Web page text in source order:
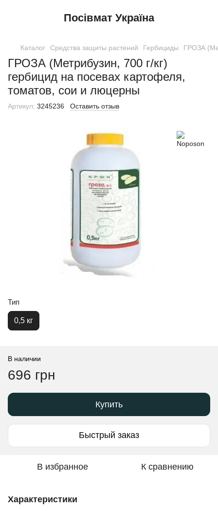
Посівмат Україна
Каталог Средства защиты растений Гербициды ГРОЗА
ГРОЗА (Метрибузин, 700 г/кг)
гербицид на посевах картофеля,
томатов, сои и люцерны
Артикул: 3245236 Оставить отзыв
Тип
0,5 кг
В наличии
696 грн
Купить
Быстрый заказ
В избранное К сравнению
Характеристики